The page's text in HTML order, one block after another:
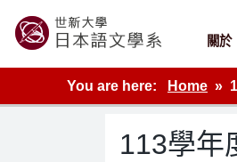
content
世新大學教學單位的網站
關於
You are here: Home
113學年